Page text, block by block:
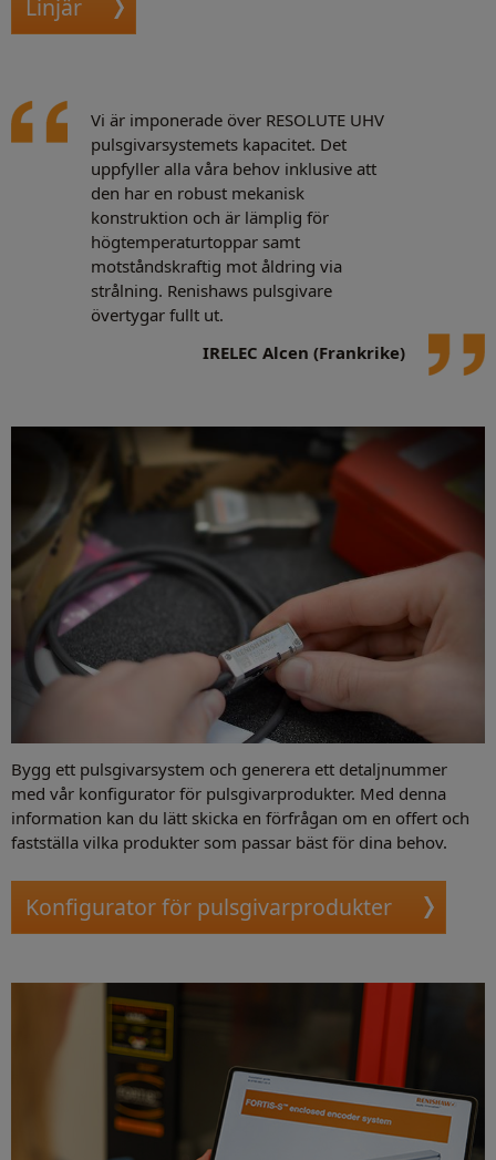
Linjär
Vi är imponerade över RESOLUTE UHV
pulsgivarsystemets kapacitet. Det
uppfyller alla våra behov inklusive att
den har en robust mekanisk
konstruktion och är lämplig för
högtemperaturtoppar samt
motståndskraftig mot åldring via
strålning. Renishaws pulsgivare
övertygar fullt ut.
IRELEC Alcen (Frankrike)
Bygg ett pulsgivarsystem och generera ett detaljnummer
med vår konfigurator för pulsgivarprodukter. Med denna
information kan du lätt skicka en förfrågan om en offert och
fastställa vilka produkter som passar bäst för dina behov.
Konfigurator för pulsgivarprodukter